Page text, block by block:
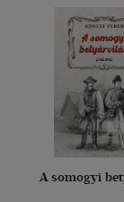
A somogyi